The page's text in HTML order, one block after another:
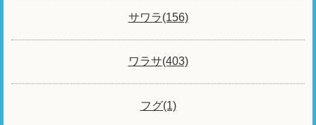
サワラ(156)
ワラサ(403)
フグ(1)